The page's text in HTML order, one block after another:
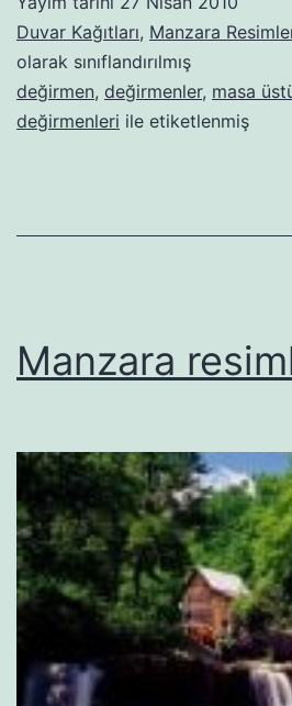
Duvar Kağıtları, Manzara
olarak sınıflandırılmış
değirmen, değirmenler, masa
değirmenleri ile etiketlenmiş
Manzara